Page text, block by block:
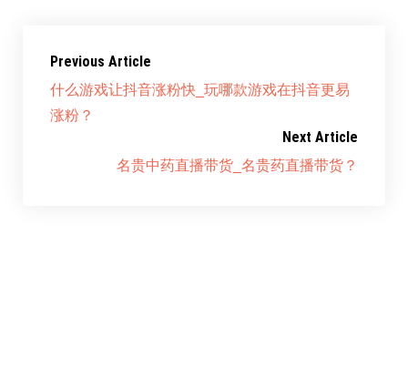
Previous Article
什么游戏让抖音涨粉快_玩哪款游戏在抖音更易
涨粉？
Next Article
名贵中药直播带货_名贵药直播带货？